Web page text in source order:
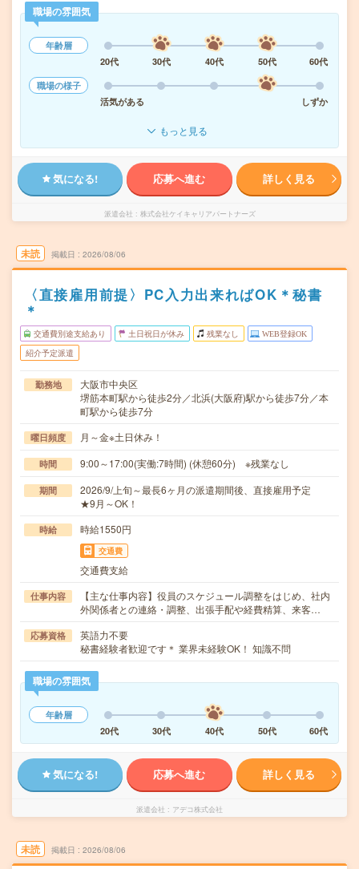
職場の雰囲気
年齢層
20代
30代 40代 50代
60代
職場の様子
活気がある
しずか
もっと見る
気になる! 応募へ進む 詳しく見る
派遣会社 株式会社ケイキャリアパートナーズ
未読 掲載日 2026/08/06
〈直接雇用前提〉PC入力出来ればOK＊秘書
＊
交通費別途支給あり 土日祝日が休み 残業なし WEB登録OK
紹介予定派遣
勤務地
大阪市中央区
堺筋本町駅から徒歩2分／北浜(大阪府)駅から徒歩7分／本
町駅から徒歩7分
曜日頻度 月～金※土日休み！
時間 9:00～17:00(実働:7時間) (休憩60分) ※残業なし
期間
2026/9/上旬～最長6ヶ月の派遣期間後、直接雇用予定
★9月～OK！
時給 時給1550円
交通費
交通費支給
仕事内容
【主な仕事内容】役員のスケジュール調整をはじめ、社内
外関係者との連絡・調整、出張手配や経費精算、来客…
応募資格
英語力不要
秘書経験者歓迎です＊ 業界未経験OK！ 知識不問
職場の雰囲気
年齢層
20代
30代 40代 50代 60代
気になる! 応募へ進む 詳しく見る
派遣会社 アデコ株式会社
未読 掲載日 2026/08/06